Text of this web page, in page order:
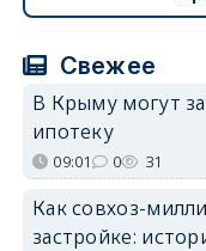
Свежее
В Крыму могут
ипотеку
09:01 0 31
Как совхоз-
застройке: